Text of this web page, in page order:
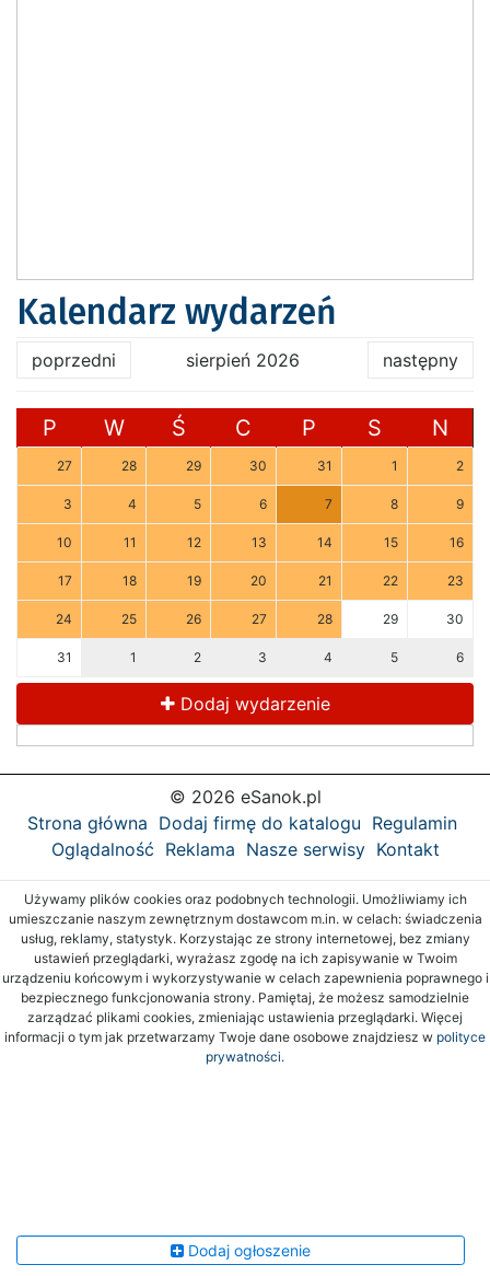
Kalendarz wydarzeń
poprzedni sierpień 2026 następny
P W Ś C P S N
27 28 29 30 31 1 2
3 4 5 6 7 8 9
10 11 12 13 14 15 16
17 18 19 20 21 22 23
24 25 26 27 28 29 30
31 1 2 3 4 5 6
Dodaj wydarzenie
© 2026 eSanok.pl
Strona główna Dodaj firmę do katalogu Regulamin
Oglądalność Reklama Nasze serwisy Kontakt
Używamy plików cookies oraz podobnych technologii. Umożliwiamy ich
umieszczanie naszym zewnętrznym dostawcom m.in. w celach: świadczenia
usług, reklamy, statystyk. Korzystając ze strony internetowej, bez zmiany
ustawień przeglądarki, wyrażasz zgodę na ich zapisywanie w Twoim
urządzeniu końcowym i wykorzystywanie w celach zapewnienia poprawnego i
bezpiecznego funkcjonowania strony. Pamiętaj, że możesz samodzielnie
zarządzać plikami cookies, zmieniając ustawienia przeglądarki. Więcej
informacji o tym jak przetwarzamy Twoje dane osobowe znajdziesz w polityce
prywatności.
Dodaj ogłoszenie